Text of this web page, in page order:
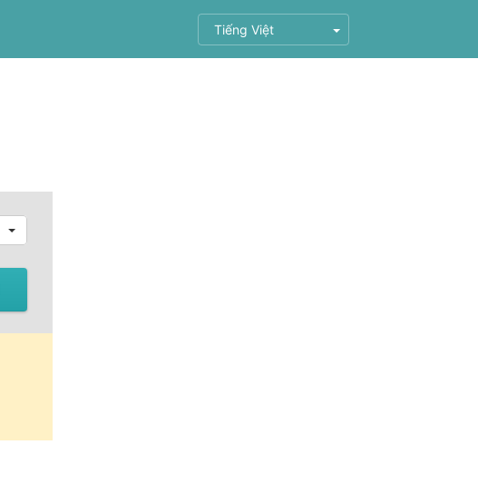
Tiếng Việt